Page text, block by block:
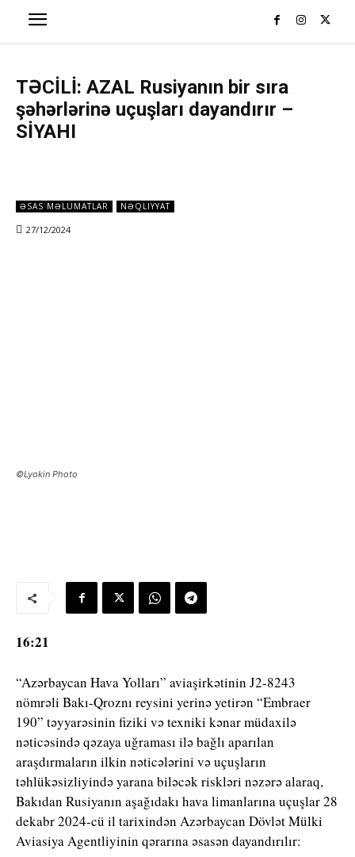
TƏCİLİ: AZAL Rusiyanın bir sıra
şəhərlərinə uçuşları dayandırır –
SİYAHI
ƏSAS MƏLUMATLAR NƏQLIYYAT
27/12/2024
©Lyokin Photo
16:21
“Azərbaycan Hava Yolları” aviaşirkətinin J2-8243
nömrəli Bakı-Qroznı reysini yerinə yetirən “Embraer
190” təyyarəsinin fiziki və texniki kənar müdaxilə
nəticəsində qəzaya uğraması ilə bağlı aparılan
araşdırmaların ilkin nəticələrini və uçuşların
təhlükəsizliyində yarana biləcək riskləri nəzərə alaraq,
Bakıdan Rusiyanın aşağıdakı hava limanlarına uçuşlar 28
dekabr 2024-cü il tarixindən Azərbaycan Dövlət Mülki
Aviasiya Agentliyinin qərarına əsasən dayandırılır: